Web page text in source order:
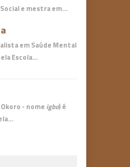
e mestra em…
em Saúde Mental
Escola…
- nome igbo) é